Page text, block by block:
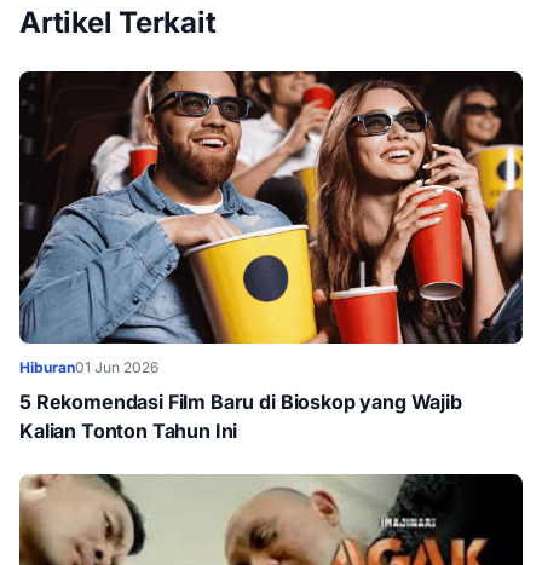
Artikel Terkait
Hiburan01 Jun 2026
5 Rekomendasi Film Baru di Bioskop yang Wajib
Kalian Tonton Tahun Ini